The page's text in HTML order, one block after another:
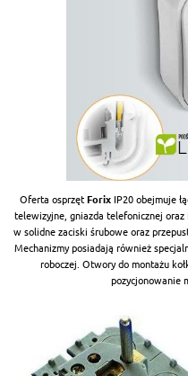
Oferta osprzętForixIP20 obejmuje
telewizyjne, gniazda telefonicznej oraz
w solidne zaciski śrubowe oraz
Mechanizmy posiadają również
roboczej. Otwory do montażu
pozycjonowanie